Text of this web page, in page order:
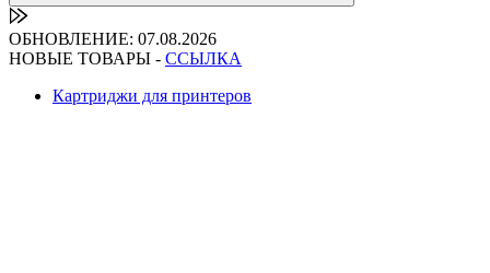
ОБНОВЛЕНИЕ: 07.08.2026
НОВЫЕ ТОВАРЫ - ССЫЛКА
Картриджи для принтеров